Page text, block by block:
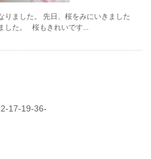
りました。 先日、桜をみにいきました
した。 桜もきれいです...